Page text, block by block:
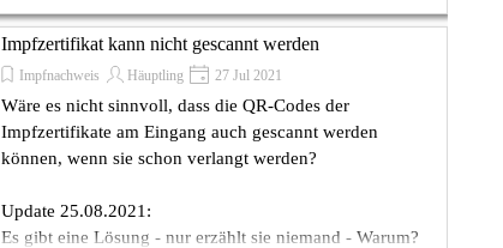
Impfzertifikat kann nicht gescannt werden
Impfnachweis Häuptling 27 Jul 2021
Wäre es nicht sinnvoll, dass die QR-Codes der
Impfzertifikate am Eingang auch gescannt werden
können, wenn sie schon verlangt werden?
Update 25.08.2021:
Es gibt eine Lösung - nur erzählt sie niemand - Warum?